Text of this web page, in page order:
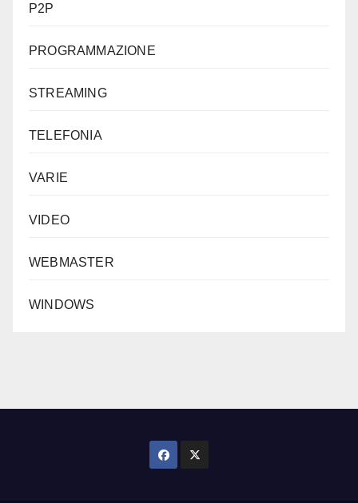
P2P
PROGRAMMAZIONE
STREAMING
TELEFONIA
VARIE
VIDEO
WEBMASTER
WINDOWS